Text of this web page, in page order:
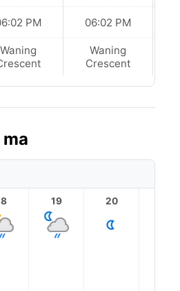
PM
Waning
06:02 PM
Waning
Crescent
19 20